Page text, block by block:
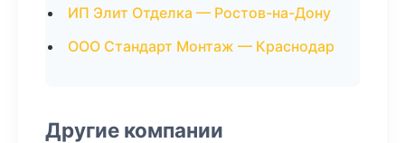
ИП Элит Отделка — Ростов-на-Дону
ООО Стандарт Монтаж — Краснодар
Другие компании